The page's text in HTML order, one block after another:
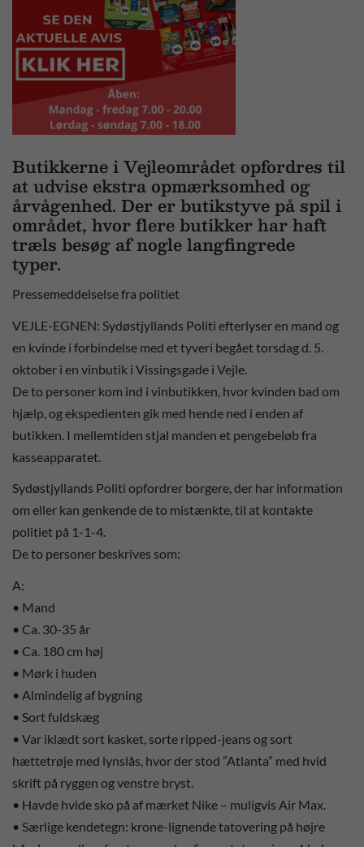
Butikkerne i Vejleområdet opfordres til
at udvise ekstra opmærksomhed og
årvågenhed. Der er butikstyve på spil i
området, hvor flere butikker har haft
træls besøg af nogle langfingrede
typer.
Pressemeddelselse fra politiet
VEJLE-EGNEN: Sydøstjyllands Politi efterlyser en mand og
en kvinde i forbindelse med et tyveri begået torsdag d. 5.
oktober i en vinbutik i Vissingsgade i Vejle.
De to personer kom ind i vinbutikken, hvor kvinden bad om
hjælp, og ekspedienten gik med hende ned i enden af
butikken. I mellemtiden stjal manden et pengebeløb fra
kasseapparatet.
Sydøstjyllands Politi opfordrer borgere, der har information
om eller kan genkende de to mistænkte, til at kontakte
politiet på 1-1-4.
De to personer beskrives som:
A:
• Mand
• Ca. 30-35 år
• Ca. 180 cm høj
• Mørk i huden
• Almindelig af bygning
• Sort fuldskæg
• Var iklædt sort kasket, sorte ripped-jeans og sort
hættetrøje med lynslås, hvor der stod ”Atlanta” med hvid
skrift på ryggen og venstre bryst.
• Havde hvide sko på af mærket Nike – muligvis Air Max.
• Særlige kendetegn: krone-lignende tatovering på højre